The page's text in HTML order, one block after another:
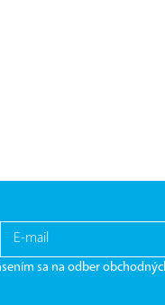
sa na odber